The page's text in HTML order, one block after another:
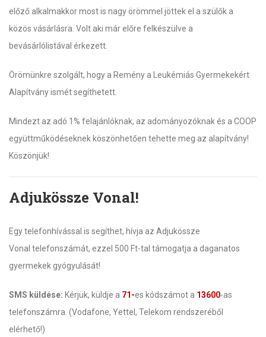
előző alkalmakkor most is nagy örömmel jöttek el a szülők a
közös vásárlásra. Volt aki már előre felkészülve a
bevásárlólistával érkezett.
Örömünkre szolgált, hogy a Remény a Leukémiás Gyermekekért
Alapítvány ismét segíthetett.
Mindezt az adó 1% felajánlóknak, az adományozóknak és a COOP
együttműködéseknek köszönhetően tehette meg az alapítvány!
Köszönjük!
Adjukössze Vonal!
Egy telefonhívással is segíthet, hívja az Adjukössze
Vonal telefonszámát, ezzel 500 Ft-tal támogatja a daganatos
gyermekek gyógyulását!
SMS küldése: Kérjük, küldje a 71-es kódszámot a 13600-as
telefonszámra. (Vodafone, Yettel, Telekom rendszeréből
elérhető!)